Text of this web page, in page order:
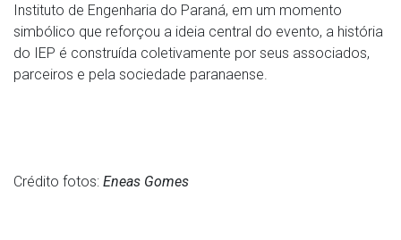
Instituto de Engenharia do Paraná, em um momento
simbólico que reforçou a ideia central do evento, a história
do IEP é construída coletivamente por seus associados,
parceiros e pela sociedade paranaense.
Crédito fotos: Eneas Gomes